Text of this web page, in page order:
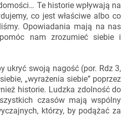
Te historie wpływają na
co jest właściwe albo co
Opowiadania mają na nas
nam zrozumieć siebie i
ukryć swoją nagość (por. Rdz 3,
„wyrażenia siebie” poprzez
historie. Ludzka zdolność do
czasów mają wspólny
którzy, by podążać za